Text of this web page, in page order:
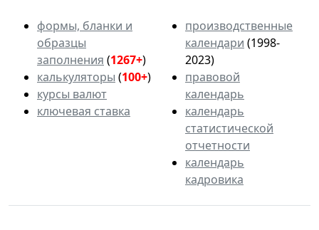
формы, бланки и
образцы
заполнения (1267+)
калькуляторы (100+)
курсы валют
ключевая ставка
производственные
календари (1998-
2023)
правовой
календарь
календарь
статистической
отчетности
календарь
кадровика